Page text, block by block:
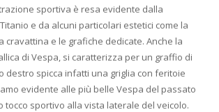
sportiva è resa evidente dalla
e da alcuni particolari estetici come la
cravattina e le grafiche dedicate. Anche la
di Vespa, si caratterizza per un graffio di
destro spicca infatti una griglia con feritoie
evidente alle più belle Vespa del passato
tocco sportivo alla vista laterale del veicolo.